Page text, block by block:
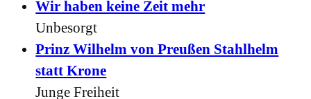
Wir haben keine Zeit mehr
Unbesorgt
Prinz Wilhelm von Preußen Stahlhelm
statt Krone
Junge Freiheit